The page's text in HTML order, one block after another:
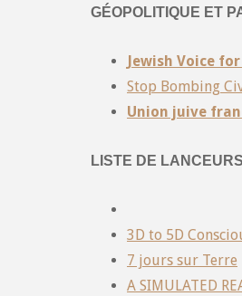
GÉOPOLITIQUE ET
Jewish Voice for
Stop Bombing
Union juive
LISTE DE
3D to 5D
7 jours sur Terre
A SIMULATED